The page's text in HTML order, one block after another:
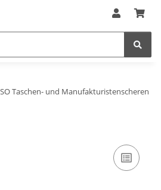
Taschen- und Manufakturistenscheren